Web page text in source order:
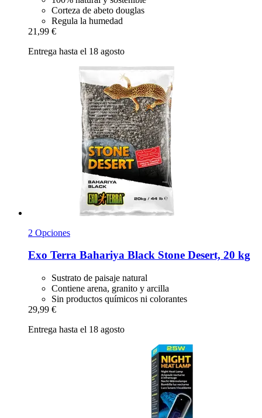
Corteza de abeto douglas
Regula la humedad
21,99 €
Entrega hasta el 18 agosto
2 Opciones
Exo Terra Bahariya Black Stone Desert, 20 kg
Sustrato de paisaje natural
Contiene arena, granito y arcilla
Sin productos químicos ni colorantes
29,99 €
Entrega hasta el 18 agosto